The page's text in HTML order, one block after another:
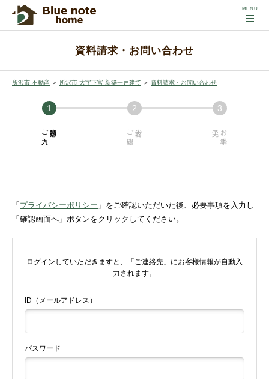
資料請求・お問い合わせ
所沢市 不動産 ＞ 所沢市 大字下富 新築一戸建て ＞ 資料請求・お問い合わせ
必須項目の
ご入力 内容の
ご確認 お手続き
「 プライバシーポリシー 」をご確認いただいた後、必要事項を入力し
「確認画面へ」ボタンをクリックしてください。
ログインしていただきますと、「ご連絡先」にお客様情報が自動入
力されます。
ID（メールアドレス）
パスワード